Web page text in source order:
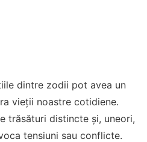
dintre zodii pot avea un
vieții noastre cotidiene.
trăsături distincte și, uneori,
tensiuni sau conflicte.